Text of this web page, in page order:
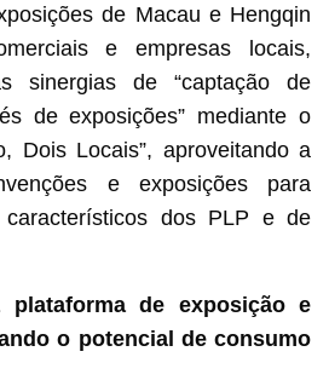
de Macau e Hengqin
e empresas locais,
sinergias de “captação de
de exposições” mediante o
Dois Locais”, aproveitando a
e exposições para
característicos dos PLP e de
plataforma de exposição e
o potencial de consumo